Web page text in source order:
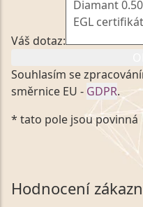
Váš dotaz:
Souhlasím se
směrnice EU - GDPR.
Kliknutím na výše
zákonem č. 101/2000
souhlasím se
mých osobních údajů,
společnosti VVDiamonds
údaje poskytuji
* tato pole jsou povinná
Hodnocení